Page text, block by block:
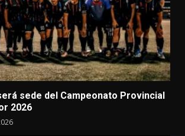
sede del Campeonato Provincial
2026